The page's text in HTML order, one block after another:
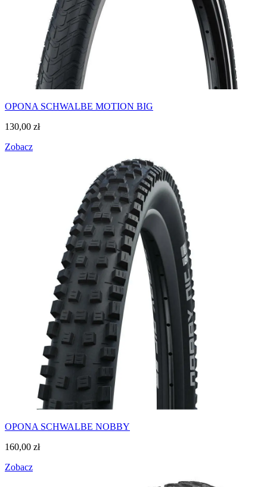
OPONA SCHWALBE MOTION BIG
130,00 zł
Zobacz
OPONA SCHWALBE NOBBY
160,00 zł
Zobacz